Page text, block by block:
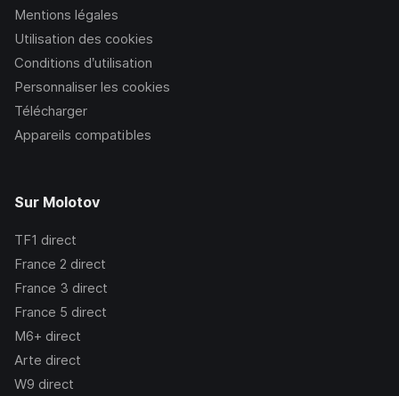
Mentions légales
Utilisation des cookies
Conditions d’utilisation
Personnaliser les cookies
Télécharger
Appareils compatibles
Sur Molotov
TF1 direct
France 2 direct
France 3 direct
France 5 direct
M6+ direct
Arte direct
W9 direct